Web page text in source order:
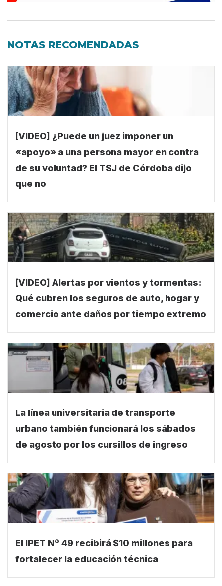
NOTAS RECOMENDADAS
[VIDEO] ¿Puede un juez imponer un
«apoyo» a una persona mayor en contra
de su voluntad? El TSJ de Córdoba dijo
que no
[VIDEO] Alertas por vientos y tormentas:
Qué cubren los seguros de auto, hogar y
comercio ante daños por tiempo extremo
La línea universitaria de transporte
urbano también funcionará los sábados
de agosto por los cursillos de ingreso
El IPET Nº 49 recibirá $10 millones para
fortalecer la educación técnica